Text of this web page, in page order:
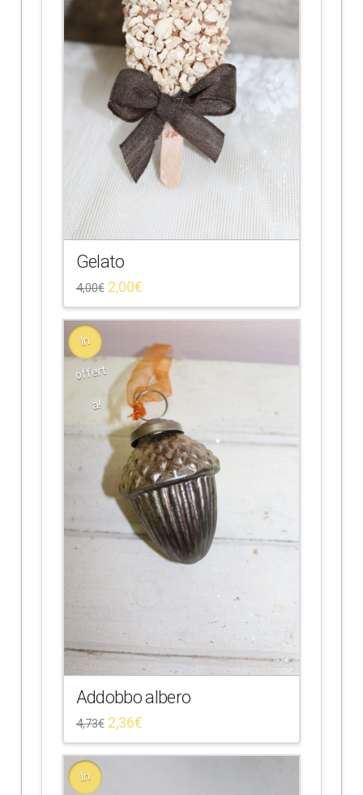
Gelato
4,00€ 2,00€
In
offert
a!
Addobbo albero
4,73€ 2,36€
In